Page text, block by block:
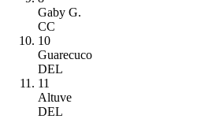
Gaby G.
CC
10
Guarecuco
DEL
11
Altuve
DEL